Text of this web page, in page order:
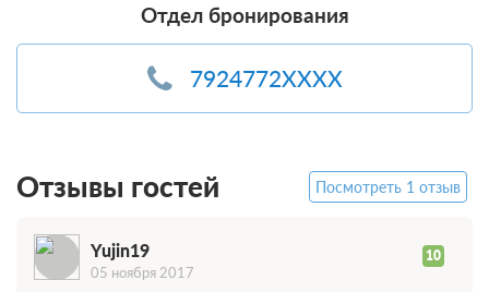
Отдел бронирования
7924772XXXX
Отзывы гостей Посмотреть 1 отзыв
Yujin19 10
05 ноября 2017